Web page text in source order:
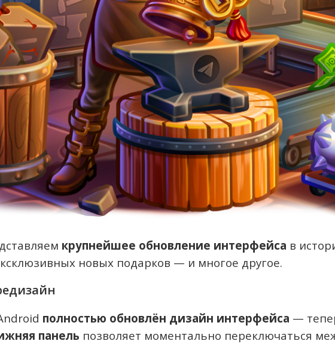
крупнейшее обновление интерфейса в
новых подарков — и многое другое.
полностью обновлён дизайн интерфейса —
панель позволяет моментально переключаться